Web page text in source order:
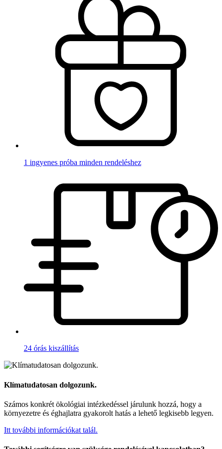
1 ingyenes próba minden rendeléshez
24 órás kiszállítás
Klímatudatosan dolgozunk.
Számos konkrét ökológiai intézkedéssel járulunk hozzá, hogy a
környezetre és éghajlatra gyakorolt hatás a lehető legkisebb legyen.
Itt további információkat talál.